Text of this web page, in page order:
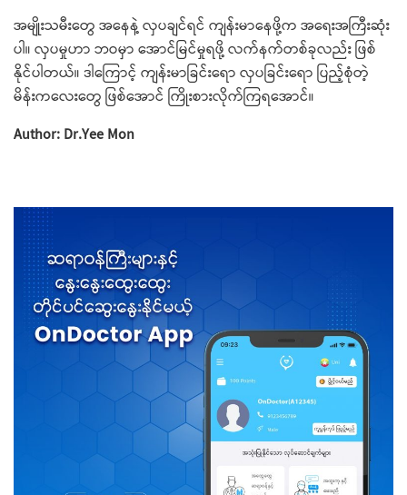
အမျိုးသမီးတွေ အနေနဲ့ လှပချင်ရင် ကျန်းမာနေဖို့က အရေးအကြီးဆုံး
ပါ။ လှပမှုဟာ ဘဝမှာ အောင်မြင်မှုရဖို့ လက်နက်တစ်ခုလည်း ဖြစ်
နိုင်ပါတယ်။ ဒါကြောင့် ကျန်းမာခြင်းရော လှပခြင်းရော ပြည့်စုံတဲ့
မိန်းကလေးတွေ ဖြစ်အောင် ကြိုးစားလိုက်ကြရအောင်။
Author: Dr.Yee Mon